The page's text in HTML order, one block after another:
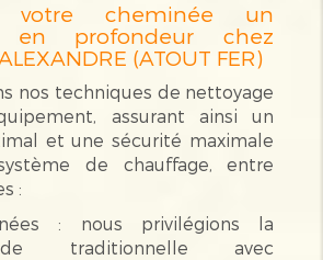
cheminée un
en profondeur chez
(ATOUT FER)
nos techniques de nettoyage
assurant ainsi un
et une sécurité maximale
de chauffage, entre
:
: nous privilégions la
traditionnelle avec